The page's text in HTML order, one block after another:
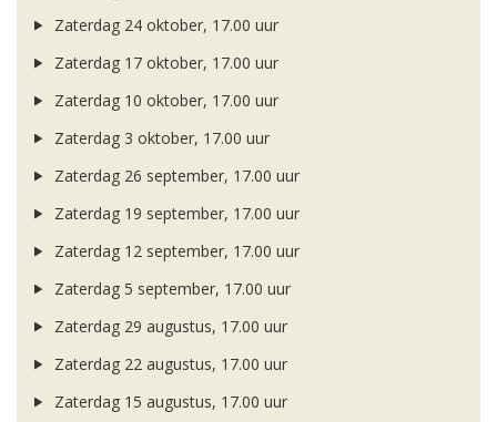
Zaterdag 24 oktober, 17.00 uur
Zaterdag 17 oktober, 17.00 uur
Zaterdag 10 oktober, 17.00 uur
Zaterdag 3 oktober, 17.00 uur
Zaterdag 26 september, 17.00 uur
Zaterdag 19 september, 17.00 uur
Zaterdag 12 september, 17.00 uur
Zaterdag 5 september, 17.00 uur
Zaterdag 29 augustus, 17.00 uur
Zaterdag 22 augustus, 17.00 uur
Zaterdag 15 augustus, 17.00 uur